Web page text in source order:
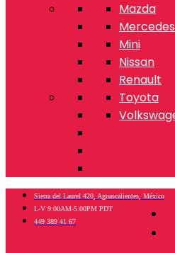
Mazda
Mini
Nissan
Renault
Toyota
Sierra del Laurel 420, Aguascalientes, México
L-V 9:00AM-5:00PM PDT
449 389 41 67